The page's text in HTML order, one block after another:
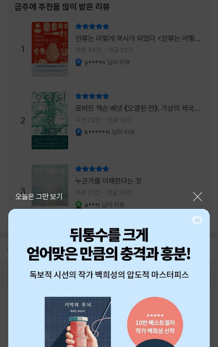
피치』는 끝나가는 여름의 아쉬움과 새로운 계
의미하는 제목이었다. 소설은 각자의 '여름'을
잃어버린 다섯 인물들의 이야기를 담고 있다.
👧연인에게 이별을 통보받고 외모를 향한 악성
댓글로 인해 카메라 앞에 설 수 없게 된 요리 유
튜버
금주에 추천을 많이 받은 리뷰
1
인류는 이렇게 역사가 되었다 <인류는 어떻게
역사가 되었나>
추천 24건 댓글 25건
y****n 님의 리뷰
2
로버트 잭슨 베넷 《오염된 잔》, 가상의 제국이
주는 실감과 미스터리 사건의 치밀함이 이루어
내는 최상의 시너지...
추천 22건 댓글 18건
k******i 님의 리뷰
3
누군가를 이해한다는 것
추천 21건 댓글 20건
a***i 님의 리뷰
공지 26년 NBCI 수상 안내
2026-08-01
오늘은 그만 보기
로그인 최근 본 상품 주문/배송
고객센터 1544-3800 티켓 1544-6399
중고샵 1566-4295
eBook 1:1문의/채팅상담
예스이십사(주) 사업자 정보
이용약관
개인정보처리방침
청소년보호정책